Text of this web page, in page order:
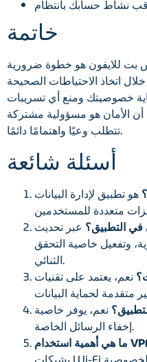
خاتمة
بت للايفون هو خطوة ضرورية
اتخاذ الاحتياطات الصحيحة
خصوصيتك ومنع أي تسريبات
أن الأمان هو مسؤولية مشتركة
تتطلب وعيًا واهتمامًا دائمًا.
أسئلة شائعة
هو تطبيق لإدارة البيانات
في التطبيق؟ عبر تحديث
وتفعيل خاصية التحقق
الثنائي.
نعم، يعتمد على تقنيات
نعم، يوفر خاصية
إخفاء الرسائل الخاصة.